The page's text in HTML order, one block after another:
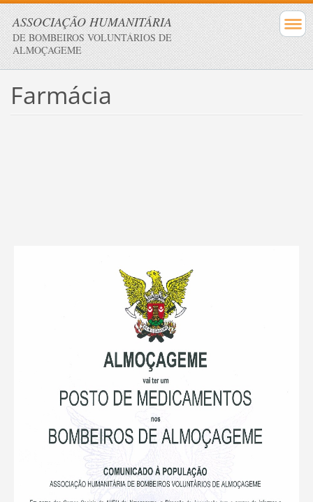
ASSOCIAÇÃO HUMANITÁRIA
DE BOMBEIROS VOLUNTÁRIOS DE
ALMOÇAGEME
Farmácia